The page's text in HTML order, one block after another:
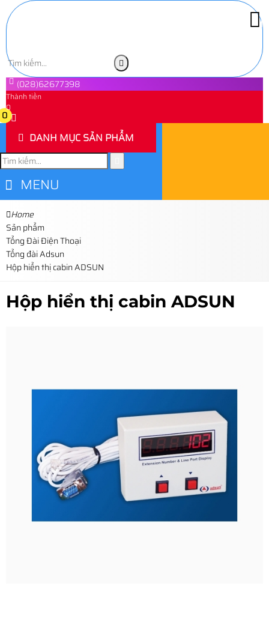
(028)62677398
Thành tiền
0
0
DANH MỤC SẢN PHẨM
MENU
Home
Sản phẩm
Tổng Đài Điện Thoại
Tổng đài Adsun
Hộp hiển thị cabin ADSUN
Hộp hiển thị cabin ADSUN